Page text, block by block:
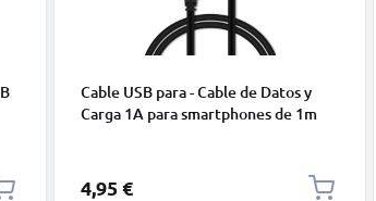
Cable USB para - Cable de Datos y
Carga 1A para smartphones de 1m
4,95 €